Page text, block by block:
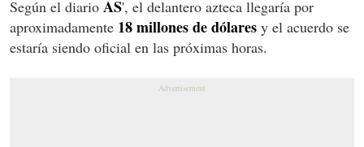
Según el diario AS', el delantero azteca llegaría por
aproximadamente 18 millones de dólares y el acuerdo se
estaría siendo oficial en las próximas horas.